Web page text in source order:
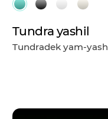
Tundra yashil
Tundradek yam-